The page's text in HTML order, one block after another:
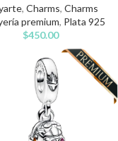
, Charms, Charms
premium, Plata 925
$450.00